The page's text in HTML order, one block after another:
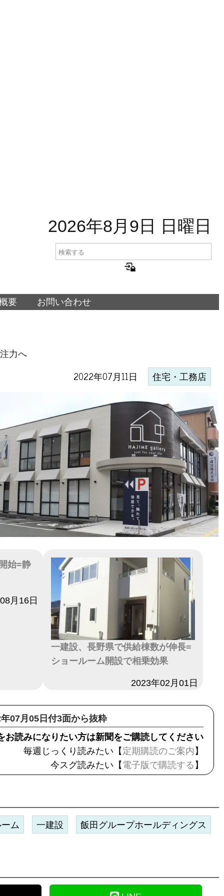
2026年8月9日 日曜日
要 お問い合わせ
力へ
2022年07月11日 住宅・工務店
始=静
月16日
一建設、長野県で供給棟数が伸長=
ショールーム開設で相乗効果
2023年02月01日
07月05日付3面から抜粋
お読みになりたい方は新聞をご購読してください
毎週じっくり読みたい【 定期購読のご案内 】
今スグ読みたい【 電子版で購読する 】
ム 一建設 飯田グループホールディングス